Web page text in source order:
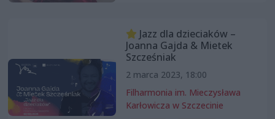
Jazz dla dzieciaków –
Joanna Gajda & Mietek
Szcześniak
2 marca 2023, 18:00
Filharmonia im. Mieczysława
Karłowicza w Szczecinie